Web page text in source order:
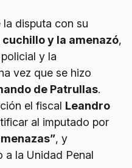
disputa con su
y la amenazó,
y la
vez que se hizo
de Patrullas.
el fiscal Leandro
al imputado por
, y
a la Unidad Penal